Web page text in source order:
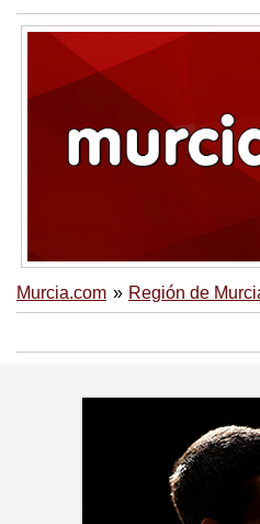
Murcia.com Región de